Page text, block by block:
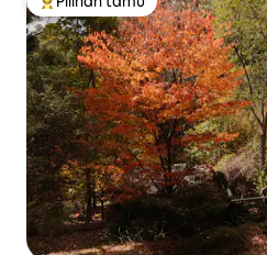
Pilihan tamu terpopuler